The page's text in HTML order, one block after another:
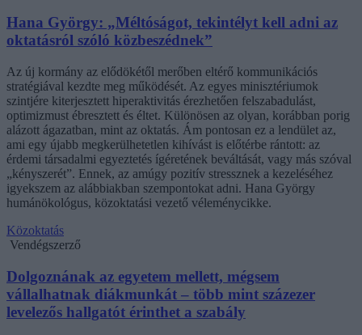
Hana György: „Méltóságot, tekintélyt kell adni az
oktatásról szóló közbeszédnek”
Az új kormány az elődökétől merőben eltérő kommunikációs
stratégiával kezdte meg működését. Az egyes minisztériumok
szintjére kiterjesztett hiperaktivitás érezhetően felszabadulást,
optimizmust ébresztett és éltet. Különösen az olyan, korábban porig
alázott ágazatban, mint az oktatás. Ám pontosan ez a lendület az,
ami egy újabb megkerülhetetlen kihívást is előtérbe rántott: az
érdemi társadalmi egyeztetés ígéretének beváltását, vagy más szóval
„kényszerét”. Ennek, az amúgy pozitív stressznek a kezeléséhez
igyekszem az alábbiakban szempontokat adni. Hana György
humánökológus, közoktatási vezető véleménycikke.
Közoktatás
Vendégszerző
Dolgoznának az egyetem mellett, mégsem
vállalhatnak diákmunkát – több mint százezer
levelezős hallgatót érinthet a szabály